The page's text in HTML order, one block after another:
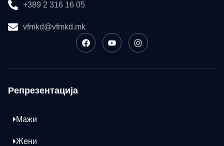
+389 2 316 16 05
vfmkd@vfmkd.mk
Репрезентација
Мажи
Жени